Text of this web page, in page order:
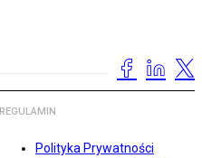
REGULAMIN
Polityka Prywatności